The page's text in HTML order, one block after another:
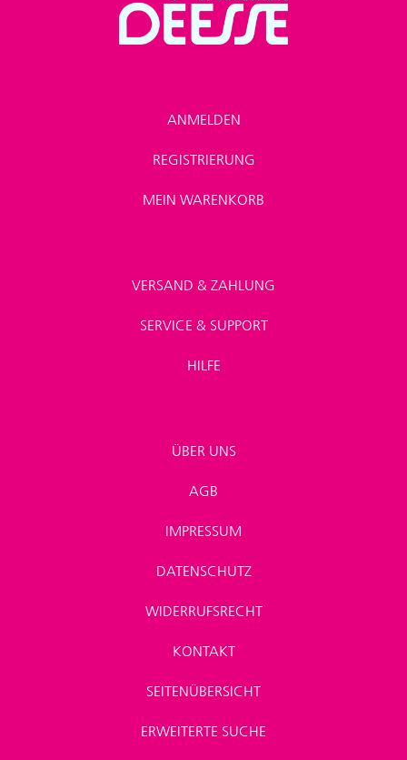
ANMELDEN
REGISTRIERUNG
MEIN WARENKORB
VERSAND & ZAHLUNG
SERVICE & SUPPORT
HILFE
ÜBER UNS
AGB
IMPRESSUM
DATENSCHUTZ
WIDERRUFSRECHT
KONTAKT
SEITENÜBERSICHT
ERWEITERTE SUCHE